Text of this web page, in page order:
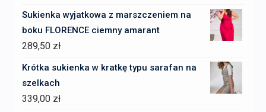
Sukienka wyjatkowa z marszczeniem na
boku FLORENCE ciemny amarant
289,50 zł
Krótka sukienka w kratkę typu sarafan na
szelkach
339,00 zł